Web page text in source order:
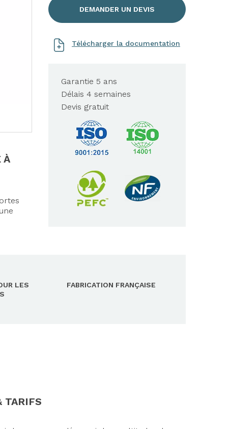
DEMANDER UN DEVIS
Télécharger la documentation
Garantie 5 ans
Délais 4 semaines
Devis gratuit
À
LES
FABRICATION FRANÇAISE
TARIFS